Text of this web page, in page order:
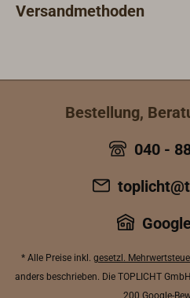
Versandmethoden
Bestellung,
040 -
* Alle Preise inkl. gesetzl.
anders beschrieben. Die TOPLICHT